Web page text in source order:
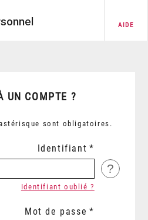
AIDE
UN COMPTE ?
sont obligatoires.
Identifiant
?
Identifiant oublié ?
Mot de passe